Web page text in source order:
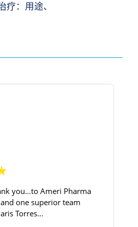
疗：用途、